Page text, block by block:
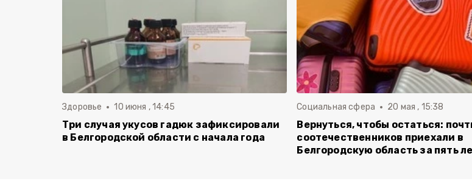
Здоровье 10 июня , 14:45
Три случая укусов гадюк зафиксировали
в Белгородской области с начала года
Социальная сфера 20 мая , 15:38
Вернуться, чтобы остаться:
соотечественников приехали в
Белгородскую область за пять